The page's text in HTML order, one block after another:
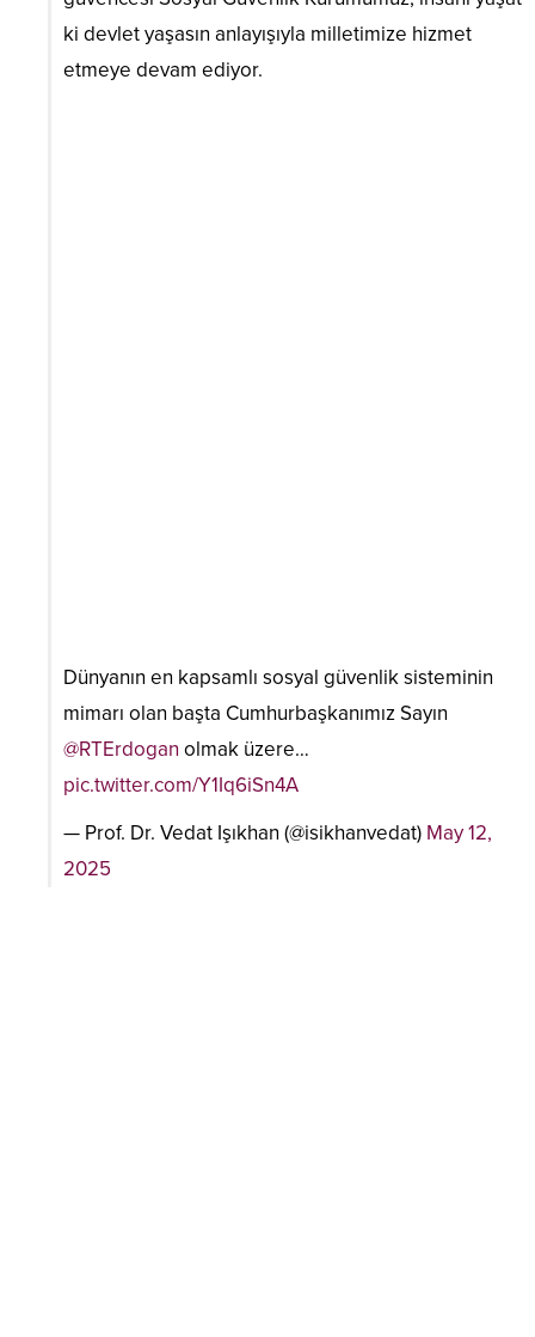
ki devlet yaşasın anlayışıyla milletimize hizmet
etmeye devam ediyor.
Dünyanın en kapsamlı sosyal güvenlik sisteminin
mimarı olan başta Cumhurbaşkanımız Sayın
@RTErdogan olmak üzere…
pic.twitter.com/Y1Iq6iSn4A
— Prof. Dr. Vedat Işıkhan (@isikhanvedat) May 12,
2025